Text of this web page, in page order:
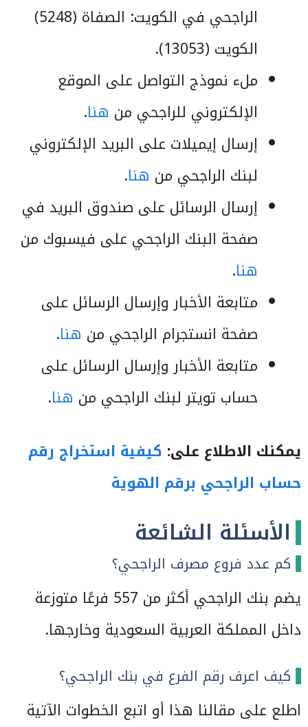
الراجحي في الكويت: الصفاة (5248)
الكويت (13053).
ملء نموذج التواصل على الموقع
الإلكتروني للراجحي من هنا.
إرسال إيميلات على البريد الإلكتروني
لبنك الراجحي من هنا.
إرسال الرسائل على صندوق البريد في
صفحة البنك الراجحي على فيسبوك من
هنا.
متابعة الأخبار وإرسال الرسائل على
صفحة انستجرام الراجحي من هنا.
متابعة الأخبار وإرسال الرسائل على
حساب تويتر لبنك الراجحي من هنا.
يمكنك الاطلاع على: كيفية استخراج رقم
حساب الراجحي برقم الهوية
الأسئلة الشائعة
كم عدد فروع مصرف الراجحي؟
يضم بنك الراجحي أكثر من 557 فرعًا متوزعة
داخل المملكة العربية السعودية وخارجها.
كيف اعرف رقم الفرع في بنك الراجحي؟
اطلع على مقالنا هذا أو اتبع الخطوات الآتية